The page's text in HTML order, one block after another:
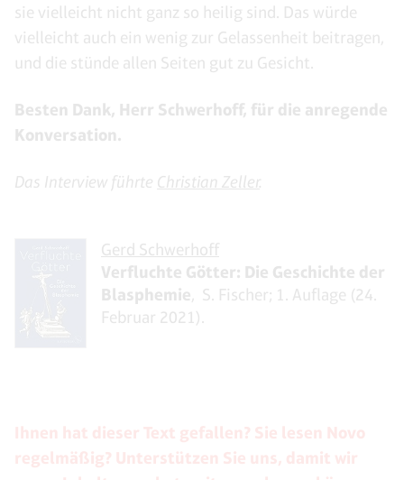
sie vielleicht nicht ganz so heilig sind. Das würde
vielleicht auch ein wenig zur Gelassenheit beitragen,
und die stünde allen Seiten gut zu Gesicht.
Besten Dank, Herr Schwerhoff, für die anregende
Konversation.
Das Interview führte Christian Zeller.
Gerd Schwerhoff
Verfluchte Götter: Die Geschichte der
Blasphemie, ‎ S. Fischer; 1. Auflage (24.
Februar 2021).